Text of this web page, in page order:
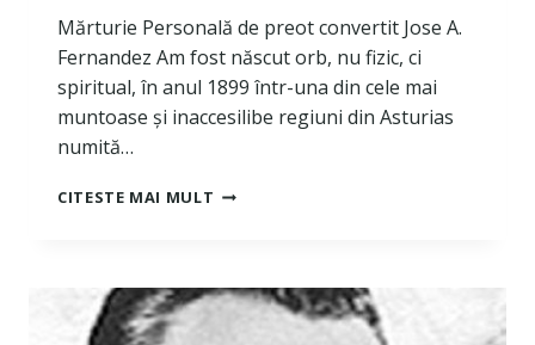
Mărturie Personală de preot convertit Jose A.
Fernandez Am fost născut orb, nu fizic, ci
spiritual, în anul 1899 într-una din cele mai
muntoase și inaccesilibe regiuni din Asturias
numită…
CITESTE MAI MULT AM
VĂD